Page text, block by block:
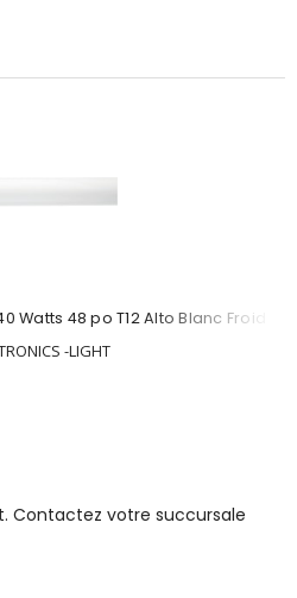
Watts 48 po T12 Alto Blanc Froid
-LIGHT
Contactez votre succursale